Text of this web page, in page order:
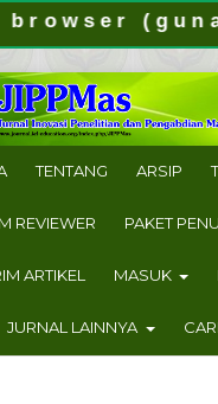
TENTANG ARSIP
REVIEWER PAKET
ARTIKEL MASUK
JURNAL LAINNYA CARI